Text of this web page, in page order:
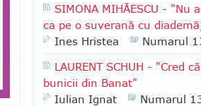
SIMONA MIHĂESCU - "Nu
ca pe o suverană cu
Ines Hristea
Numarul
LAURENT SCHUH - "Cred
bunicii din Banat"
Iulian Ignat
Numarul